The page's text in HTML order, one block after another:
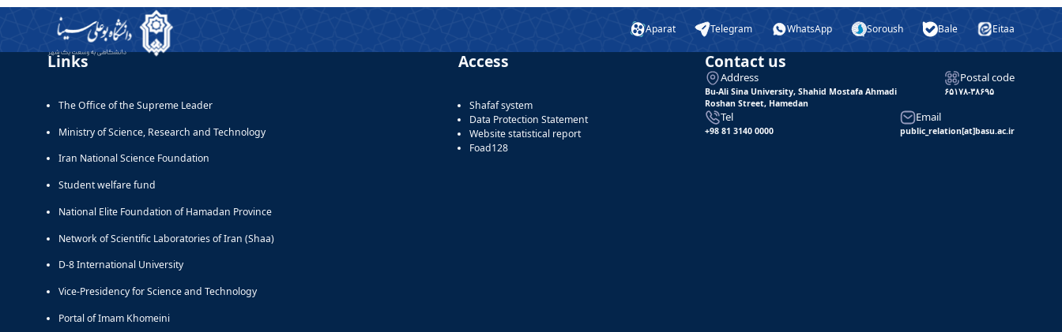
Aparat Telegram WhatsApp Soroush Bale Eitaa
Links
The Office of the Supreme Leader
Ministry of Science, Research and Technology
Iran National Science Foundation
Student welfare fund
National Elite Foundation of Hamadan Province
Network of Scientific Laboratories of Iran (Shaa)
D-8 International University
Vice-Presidency for Science and Technology
Portal of Imam Khomeini
Access
Shafaf system
Data Protection Statement
Website statistical report
Foad128
Contact us
Address
Bu-Ali Sina University, Shahid Mostafa Ahmadi
Roshan Street, Hamedan
Postal code
۶۵۱۷۸-۳۸۶۹۵
Tel
+98 81 3140 0000
Email
public_relation[at]basu.ac.ir